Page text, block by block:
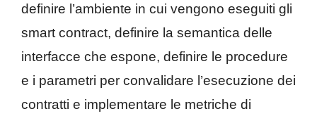
definire l’ambiente in cui vengono eseguiti gli
smart contract, definire la semantica delle
interfacce che espone, definire le procedure
e i parametri per convalidare l’esecuzione dei
contratti e implementare le metriche di